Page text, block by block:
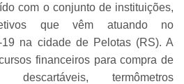
com o conjunto de instituições,
que vêm atuando no
19 na cidade de Pelotas (RS). A
financeiros para compra de
descartáveis, termômetros